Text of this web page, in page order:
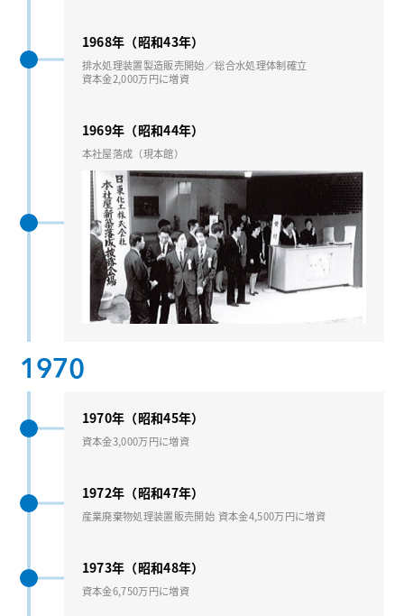
1968年（昭和43年）
排⽔処理装置製造販売開始／総合⽔処理体制確立
資本⾦2,000万円に増資
1969年（昭和44年）
本社屋落成（現本館）
1970
1970年（昭和45年）
資本⾦3,000万円に増資
1972年（昭和47年）
産業廃棄物処理装置販売開始 資本⾦4,500万円に増資
1973年（昭和48年）
資本⾦6,750万円に増資